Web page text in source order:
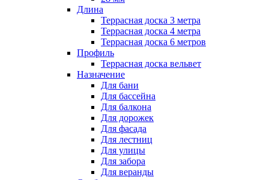
Длина
Террасная доска 3 метра
Террасная доска 4 метра
Террасная доска 6 метров
Профиль
Террасная доска вельвет
Назначение
Для бани
Для бассейна
Для балкона
Для дорожек
Для фасада
Для лестниц
Для улицы
Для забора
Для веранды